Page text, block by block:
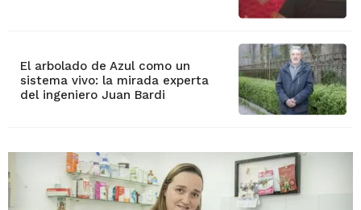
El arbolado de Azul como un
sistema vivo: la mirada experta
del ingeniero Juan Bardi